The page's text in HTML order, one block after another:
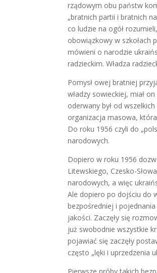
rządowym obu państw
„bratnich partii i bratnich
co ludzie na ogół
obowiązkowy w szkołach
mówieni o narodzie
radzieckim. Władza
Pomysł owej bratniej
władzy sowieckiej, miał
oderwany był od
organizacja masowa,
Do roku 1956 czyli do
narodowych.
Dopiero w roku 1956
Litewskiego, Czesko-
narodowych, a więc
Ale dopiero po dojściu do
bezpośredniej i
jakości. Zaczęły się
już swobodnie wszystkie
pojawiać się zaczęły
często „lęki i uprzedzenia